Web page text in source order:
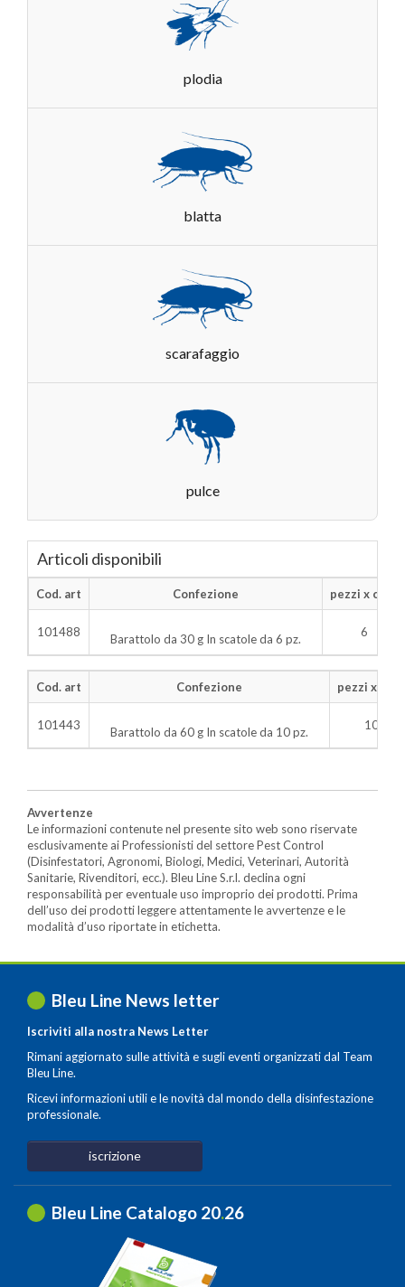
plodia
blatta
scarafaggio
pulce
Articoli disponibili
Cod. art Confezione pezzi x cart.
101488 Barattolo da 30 g In scatole da 6 pz. 6
Cod. art Confezione pezzi x cart.
101443 Barattolo da 60 g In scatole da 10 pz. 10
Avvertenze
Le informazioni contenute nel presente sito web sono riservate
esclusivamente ai Professionisti del settore Pest Control
(Disinfestatori, Agronomi, Biologi, Medici, Veterinari, Autorità
Sanitarie, Rivenditori, ecc.). Bleu Line S.r.l. declina ogni
responsabilità per eventuale uso improprio dei prodotti. Prima
dell’uso dei prodotti leggere attentamente le avvertenze e le
modalità d’uso riportate in etichetta.
Bleu Line News letter
Iscriviti alla nostra News Letter
Rimani aggiornato sulle attività e sugli eventi organizzati dal Team
Bleu Line.
Ricevi informazioni utili e le novità dal mondo della disinfestazione
professionale.
iscrizione
Bleu Line Catalogo 20.26